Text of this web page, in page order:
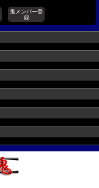
鬼メンバー登
録